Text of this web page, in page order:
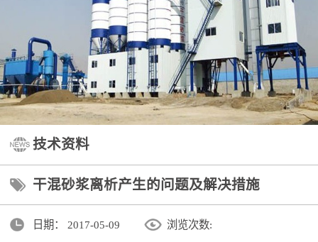
技术资料
干混砂浆离析产生的问题及解决措施
日期： 2017-05-09 浏览次数: